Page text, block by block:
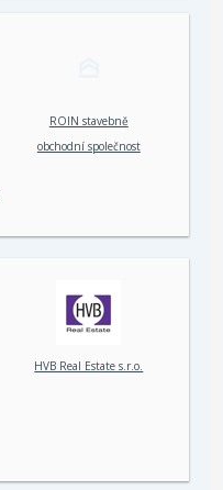
ROIN stavebně
obchodní společnost
HVB Real Estate s.r.o.